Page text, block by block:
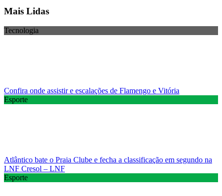
Mais Lidas
Tecnologia
Confira onde assistir e escalações de Flamengo e Vitória
Esporte
Atlântico bate o Praia Clube e fecha a classificação em segundo na
LNF Cresol – LNF
Esporte